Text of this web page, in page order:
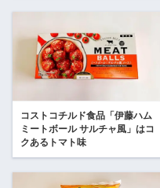
コストコチルド食品「伊藤ハム
ミートボール サルチャ風」はコ
クあるトマト味